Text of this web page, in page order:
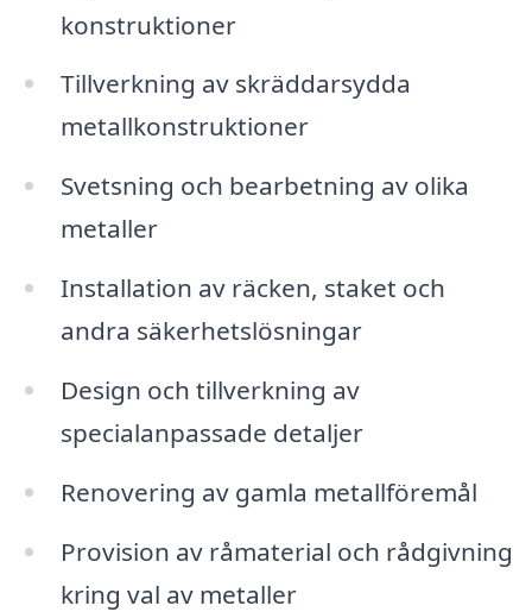
konstruktioner
Tillverkning av skräddarsydda
metallkonstruktioner
Svetsning och bearbetning av olika
metaller
Installation av räcken, staket och
andra säkerhetslösningar
Design och tillverkning av
specialanpassade detaljer
Renovering av gamla metallföremål
Provision av råmaterial och rådgivning
kring val av metaller